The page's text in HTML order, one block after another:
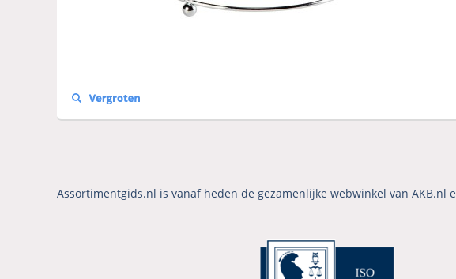
Assortimentgids.nl is vanaf heden de gezamenlijke webwinkel van AKB.nl